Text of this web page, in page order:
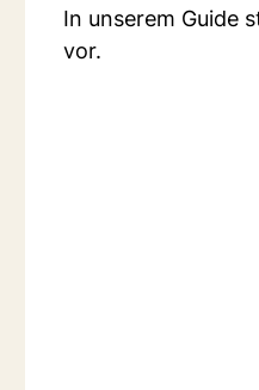
In unserem Guide
vor.